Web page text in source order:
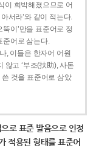
이 희박해졌으므로 어
서라’와 같이 적는다.
이’만을 표준어로 정
준어로 삼는다.
, 이들은 한자어 어원
않고 ‘부조(扶助), 사돈
것을 표준어로 삼았
로 표준 발음으로 인정
적용된 형태를 표준어